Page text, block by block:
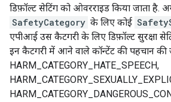
डिफ़ॉल्ट सेटिंग को ओवरराइड किया जाता है.
SafetyCategory के लिए कोई
एपीआई उस कैटगरी के लिए डिफ़ॉल्ट सुरक्षा
इन कैटगरी में आने वाले कॉन्टेंट की पहचान की
HARM_CATEGORY_HATE_SPEECH,